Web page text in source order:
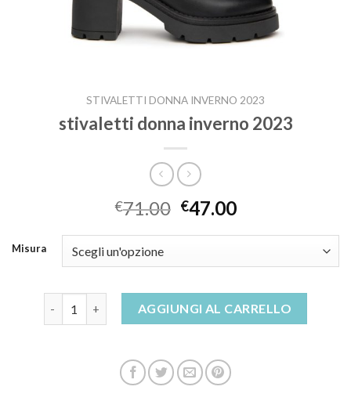
STIVALETTI DONNA INVERNO 2023
stivaletti donna inverno 2023
€71.00 €47.00
Misura
stivaletti donna inverno 2023 quantità
AGGIUNGI AL CARRELLO